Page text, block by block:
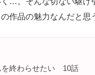
作品の魅力なんだと思
を終わらせたい 10話